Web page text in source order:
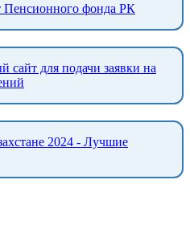
Пенсионного фонда РК
сайт для подачи заявки на
2024 - Лучшие